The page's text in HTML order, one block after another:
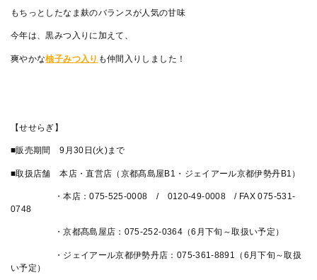
もちっとしたなま麸のバランスが人気の甘味
今年は、黒みつ入りに加えて、
爽やかな柚子みつ入り も仲間入りしました！
【せせらぎ】
■販売期間 9月30日(火)まで
■取扱店舗 本店・直営店（京都髙島屋B1・ジェイアール京都伊勢丹B1）
・本店：075-525-0008 / 0120-49-0008 / FAX 075-531-
0748
・京都髙島屋店：075-252-0364（6月下旬～取扱い予定）
・ジェイアール京都伊勢丹店：075-361-8891（6月下旬～取扱
い予定）